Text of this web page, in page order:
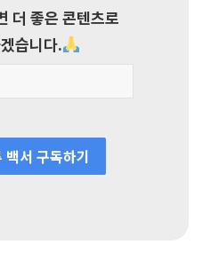
더 좋은 콘텐츠로
습니다.
백서 구독하기